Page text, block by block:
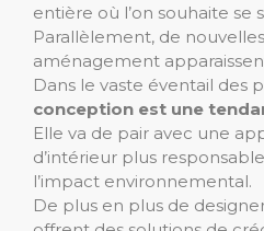
entière où l’on souhaite se
Parallèlement, de
aménagement
Dans le vaste éventail des
conception est une
Elle va de pair avec une
d’intérieur plus
l’impact environnemental.
De plus en plus de